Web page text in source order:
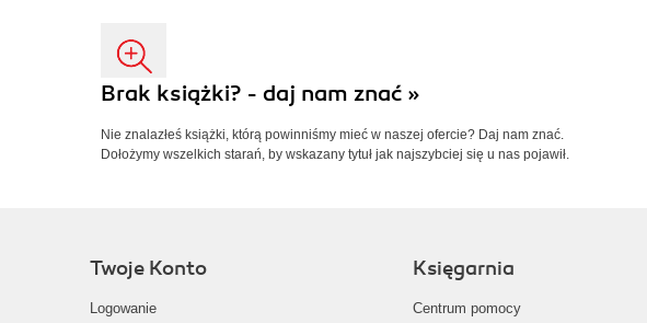
Brak książki? - daj nam znać »
Nie znalazłeś książki, którą powinniśmy mieć w naszej ofercie? Daj nam znać.
Dołożymy wszelkich starań, by wskazany tytuł jak najszybciej się u nas pojawił.
Twoje Konto
Logowanie
Księgarnia
Centrum pomocy